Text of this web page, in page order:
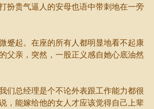
扮贵气逼人的安母也语中带刺地在一旁
起。在座的所有人都明显地看不起康
亲，突然，一股正义感自她心底油然
总经理是个不论外表跟工作能力都很
，能嫁给他的女人才应该觉得自己上辈